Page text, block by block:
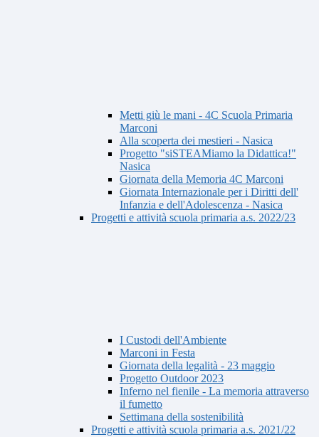
Metti giù le mani - 4C Scuola Primaria
Marconi
Alla scoperta dei mestieri - Nasica
Progetto "siSTEAMiamo la Didattica!"
Nasica
Giornata della Memoria 4C Marconi
Giornata Internazionale per i Diritti dell'
Infanzia e dell'Adolescenza - Nasica
Progetti e attività scuola primaria a.s. 2022/23
I Custodi dell'Ambiente
Marconi in Festa
Giornata della legalità - 23 maggio
Progetto Outdoor 2023
Inferno nel fienile - La memoria attraverso
il fumetto
Settimana della sostenibilità
Progetti e attività scuola primaria a.s. 2021/22